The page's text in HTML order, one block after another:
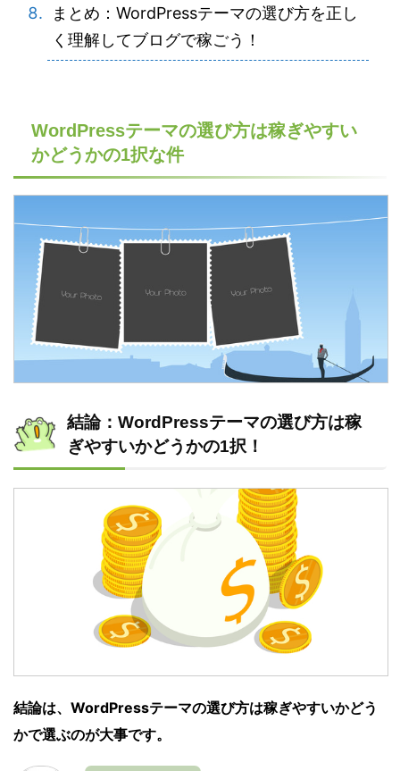
まとめ：WordPressテーマの選び方を正し
く理解してブログで稼ごう！
WordPressテーマの選び方は稼ぎやすい
かどうかの1択な件
結論：WordPressテーマの選び方は稼
ぎやすいかどうかの1択！
結論は、WordPressテーマの選び方は稼ぎやすいかどう
かで選ぶのが大事です。